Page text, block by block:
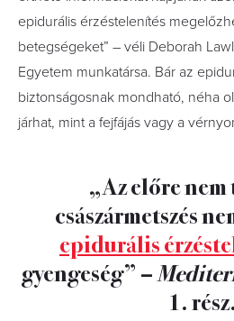
epidurális érzéstelenítés
betegségeket” – véli Deborah
Egyetem munkatársa. Bár az
biztonságosnak mondható, néha
járhat, mint a fejfájás vagy a
„Az előre
császármetszés
epidurális
gyengeség” –
1. rész.